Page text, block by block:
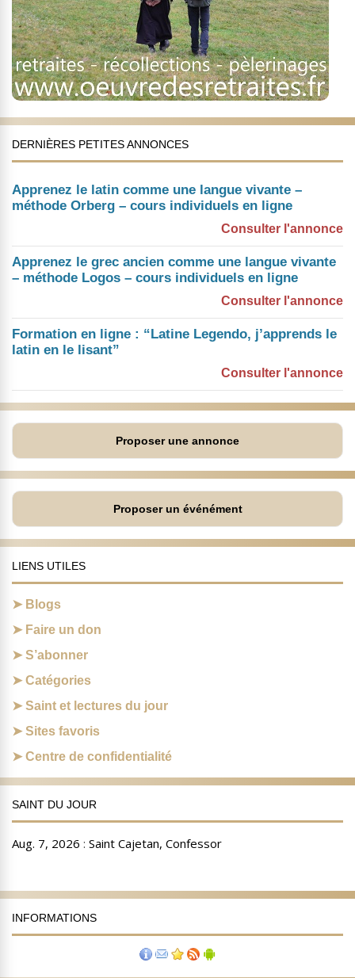
DERNIÈRES PETITES ANNONCES
Apprenez le latin comme une langue vivante –
méthode Orberg – cours individuels en ligne
Consulter l'annonce
Apprenez le grec ancien comme une langue vivante
– méthode Logos – cours individuels en ligne
Consulter l'annonce
Formation en ligne : “Latine Legendo, j’apprends le
latin en le lisant”
Consulter l'annonce
Proposer une annonce
Proposer un événément
LIENS UTILES
Blogs
Faire un don
S’abonner
Catégories
Saint et lectures du jour
Sites favoris
Centre de confidentialité
SAINT DU JOUR
INFORMATIONS